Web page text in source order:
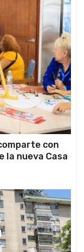
con
la nueva Casa
en Caracas